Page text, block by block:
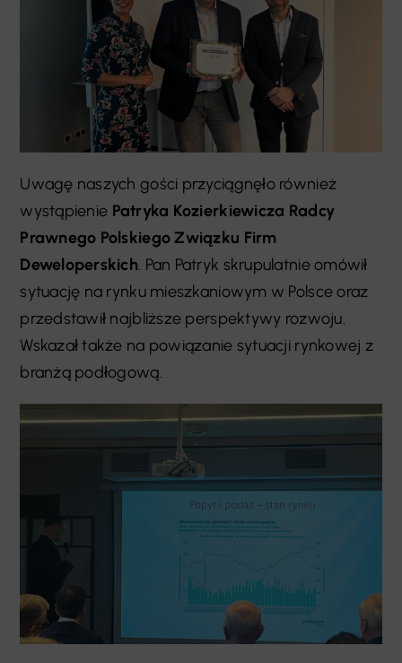
Uwagę naszych gości przyciągnęło również
wystąpienie Patryka Kozierkiewicza Radcy
Prawnego Polskiego Związku Firm
Deweloperskich. Pan Patryk skrupulatnie omówił
sytuację na rynku mieszkaniowym w Polsce oraz
przedstawił najbliższe perspektywy rozwoju.
Wskazał także na powiązanie sytuacji rynkowej z
branżą podłogową.